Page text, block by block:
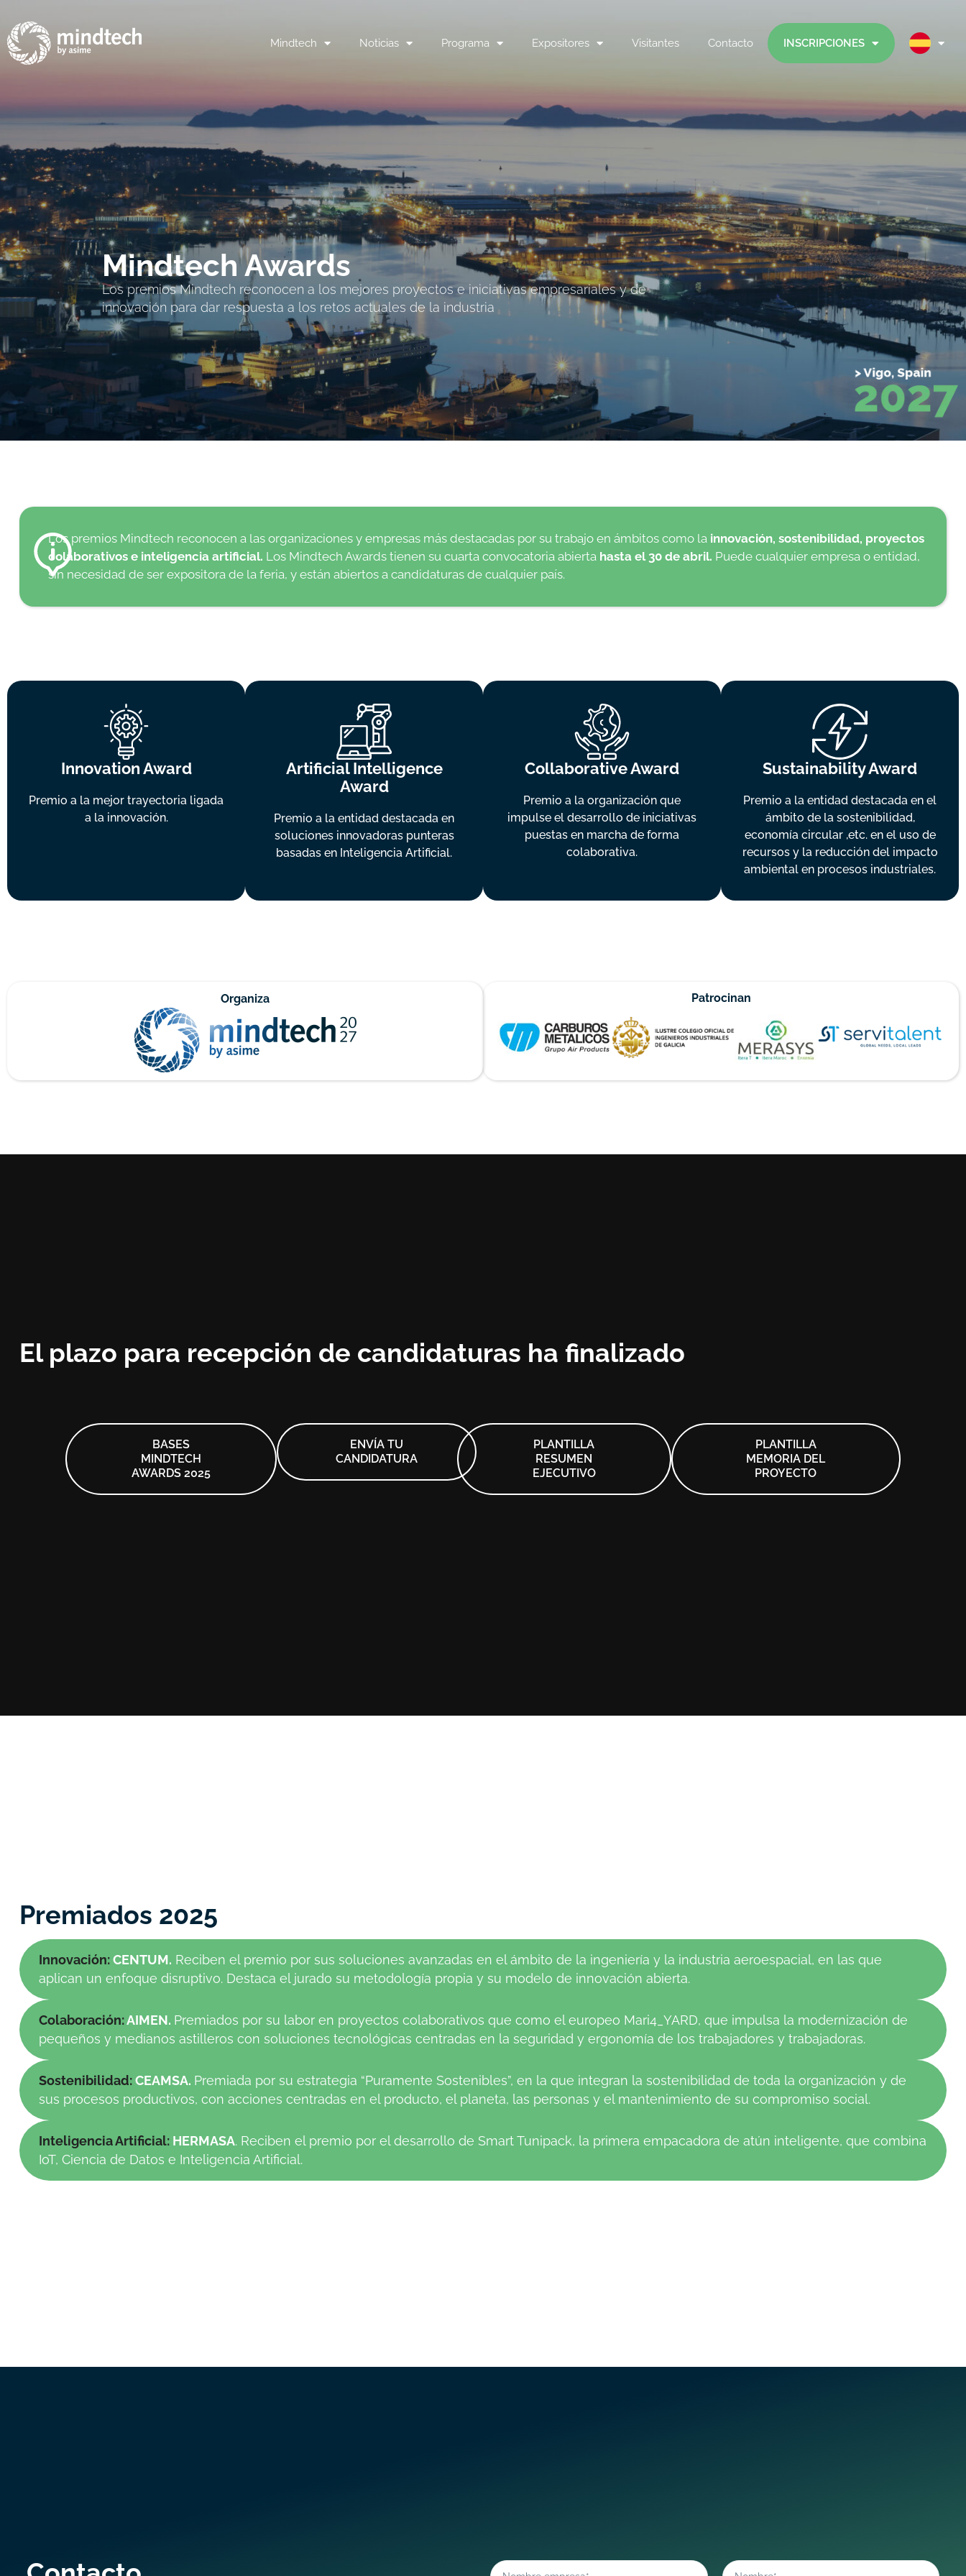
Mindtech Noticias Programa Expositores Visitantes Contacto INSCRIPCIONES
Mindtech Awards
Los premios Mindtech reconocen a los mejores proyectos e iniciativas empresariales y de
innovación para dar respuesta a los retos actuales de la industria
Los premios Mindtech reconocen a las organizaciones y empresas más destacadas por su trabajo en ámbitos como la innovación, sostenibilidad, proyectos
colaborativos e inteligencia artificial. Los Mindtech Awards tienen su cuarta convocatoria abierta hasta el 30 de abril. Puede cualquier empresa o entidad,
sin necesidad de ser expositora de la feria, y están abiertos a candidaturas de cualquier país.
Innovation Award
Premio a la mejor trayectoria ligada
a la innovación.
Artificial Intelligence
Award
Premio a la entidad destacada en
soluciones innovadoras punteras
basadas en Inteligencia Artificial.
Collaborative Award
Premio a la organización que
impulse el desarrollo de iniciativas
puestas en marcha de forma
colaborativa.
Sustainability Award
Premio a la entidad destacada en el
ámbito de la sostenibilidad,
economía circular ,etc. en el uso de
recursos y la reducción del impacto
ambiental en procesos industriales.
Organiza Patrocinan
El plazo para recepción de candidaturas ha finalizado
BASES
MINDTECH
AWARDS 2025
ENVÍA TU
CANDIDATURA
PLANTILLA
RESUMEN
EJECUTIVO
PLANTILLA
MEMORIA DEL
PROYECTO
Premiados 2025
Innovación:CENTUM. Reciben el premio por sus soluciones avanzadas en el ámbito de la ingeniería y la industria aeroespacial, en las que
aplican un enfoque disruptivo. Destaca el jurado su metodología propia y su modelo de innovación abierta.
Colaboración:AIMEN. Premiados por su labor en proyectos colaborativos que como el europeo Mari4_YARD, que impulsa la modernización de
pequeños y medianos astilleros con soluciones tecnológicas centradas en la seguridad y ergonomía de los trabajadores y trabajadoras.
Sostenibilidad:CEAMSA. Premiada por su estrategia “Puramente Sostenibles”, en la que integran la sostenibilidad de toda la organización y de
sus procesos productivos, con acciones centradas en el producto, el planeta, las personas y el mantenimiento de su compromiso social.
Inteligencia Artificial: HERMASA. Reciben el premio por el desarrollo de Smart Tunipack, la primera empacadora de atún inteligente, que combina
IoT, Ciencia de Datos e Inteligencia Artificial.